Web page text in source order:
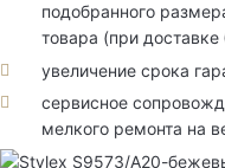
подобранного
товара (при
увеличение срока
сервисное
мелкого ремонта на